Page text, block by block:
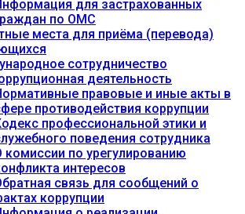
для застрахованных
по ОМС
места для приёма (перевода)
сотрудничество
деятельность
правовые и иные акты в
противодействия коррупции
профессиональной этики и
поведения сотрудника
комиссии по урегулированию
интересов
связь для сообщений о
коррупции